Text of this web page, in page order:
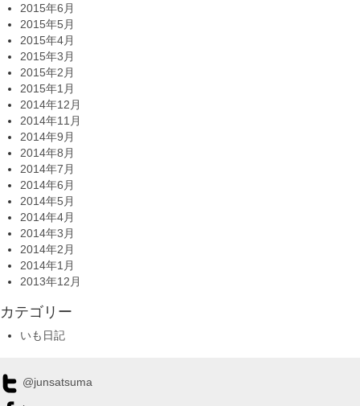
2015年6月
2015年5月
2015年4月
2015年3月
2015年2月
2015年1月
2014年12月
2014年11月
2014年9月
2014年8月
2014年7月
2014年6月
2014年5月
2014年4月
2014年3月
2014年2月
2014年1月
2013年12月
カテゴリー
いも日記
@junsatsuma